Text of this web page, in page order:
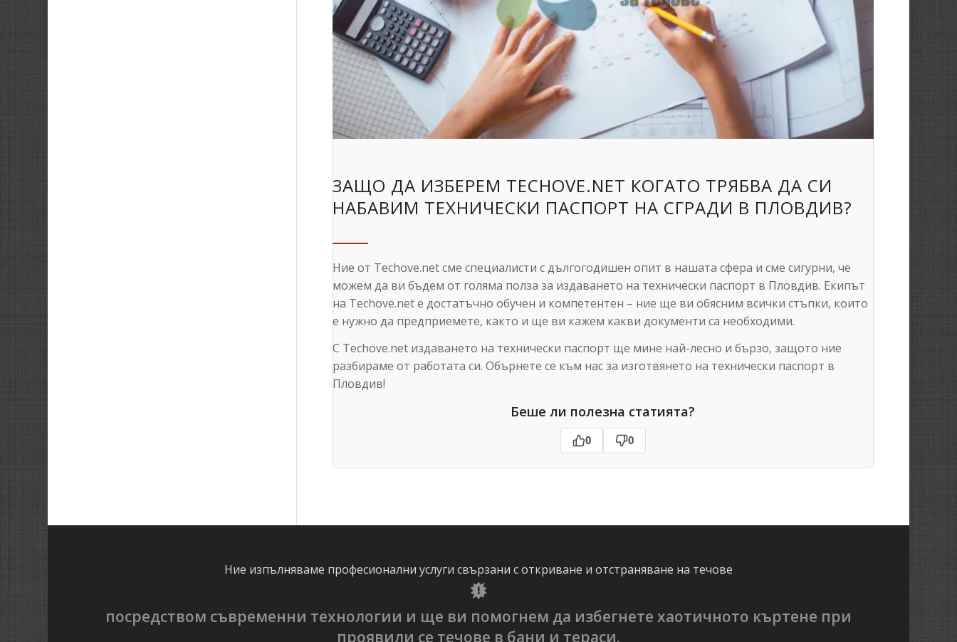
ЗАЩО ДА ИЗБЕРЕМ TECHOVE.NET КОГАТО ТРЯБВА ДА СИ
НАБАВИМ ТЕХНИЧЕСКИ ПАСПОРТ НА СГРАДИ В ПЛОВДИВ?
Ние от Techove.net сме специалисти с дългогодишен опит в нашата сфера и сме сигурни, че
можем да ви бъдем от голяма полза за издаването на технически паспорт в Пловдив. Екипът
на Techove.net е достатъчно обучен и компетентен – ние ще ви обясним всички стъпки, които
е нужно да предприемете, както и ще ви кажем какви документи са необходими.
С Techove.net издаването на технически паспорт ще мине най-лесно и бързо, защото ние
разбираме от работата си. Обърнете се към нас за изготвянето на технически паспорт в
Пловдив!
Беше ли полезна статията?
0 0
Ние изпълняваме професионални услуги свързани с откриване и отстраняване на течове
посредством съвременни технологии и ще ви помогнем да избегнете хаотичното къртене при
проявили се течове в бани и тераси.